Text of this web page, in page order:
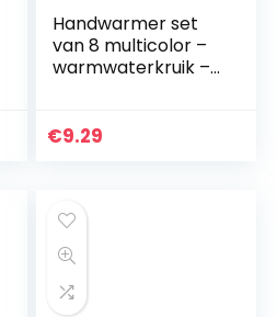
Handwarmer set
van 8 multicolor –
warmwaterkruik –
warmtepad
€9.29